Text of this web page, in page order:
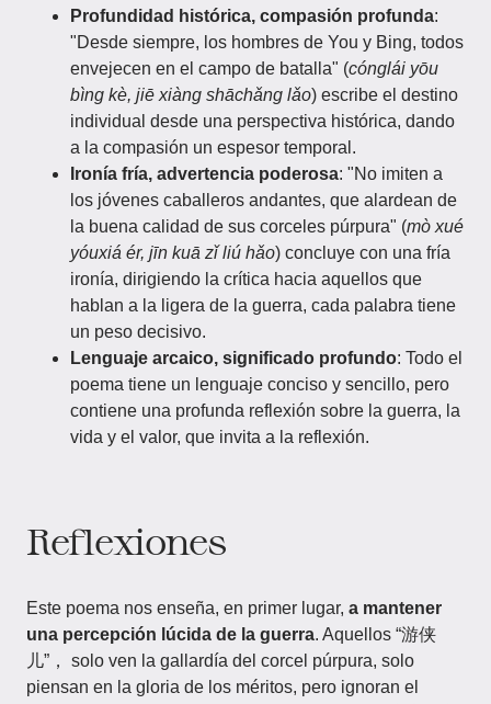
Profundidad histórica, compasión profunda:
"Desde siempre, los hombres de You y Bing, todos
envejecen en el campo de batalla" (cónglái yōu
bìng kè, jiē xiàng shāchǎng lǎo) escribe el destino
individual desde una perspectiva histórica, dando
a la compasión un espesor temporal.
Ironía fría, advertencia poderosa: "No imiten a
los jóvenes caballeros andantes, que alardean de
la buena calidad de sus corceles púrpura" (mò xué
yóuxiá ér, jīn kuā zǐ liú hǎo) concluye con una fría
ironía, dirigiendo la crítica hacia aquellos que
hablan a la ligera de la guerra, cada palabra tiene
un peso decisivo.
Lenguaje arcaico, significado profundo: Todo el
poema tiene un lenguaje conciso y sencillo, pero
contiene una profunda reflexión sobre la guerra, la
vida y el valor, que invita a la reflexión.
Reflexiones
Este poema nos enseña, en primer lugar, a mantener
una percepción lúcida de la guerra. Aquellos “游侠
儿”， solo ven la gallardía del corcel púrpura, solo
piensan en la gloria de los méritos, pero ignoran el